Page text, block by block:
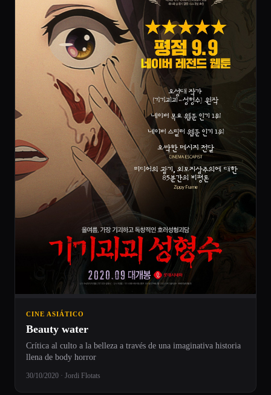
CINE ASIÁTICO
Beauty water
Crítica al culto a la belleza a través de una imaginativa historia
llena de body horror
30/10/2020 · Jordi Flotats